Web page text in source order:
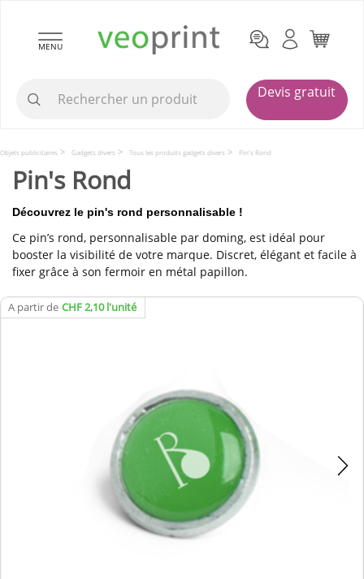
MENU
Devis gratuit
Objets publicitaires Gadgets divers Tous les produits gadgets divers Pin's Rond
Pin's Rond
Découvrez le pin's rond personnalisable !
Ce pin’s rond, personnalisable par doming, est idéal pour
booster la visibilité de votre marque. Discret, élégant et facile à
fixer grâce à son fermoir en métal papillon.
A partir de CHF 2,10 l'unité